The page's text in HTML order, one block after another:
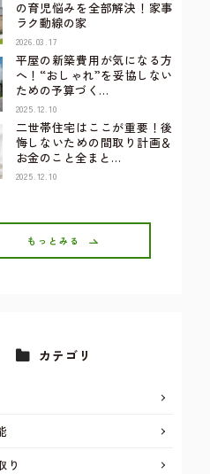
の育児悩みを全部解決！家事
ラク動線の家
2026.03.17
平屋の新築費用が気になる方
へ！“おしゃれ”を妥協しない
ための予算づく…
2025.12.10
二世帯住宅はここが重要！後
悔しないための間取り計画＆
お金のこと全まと…
2025.12.10
もっとみる
カテゴリ
り